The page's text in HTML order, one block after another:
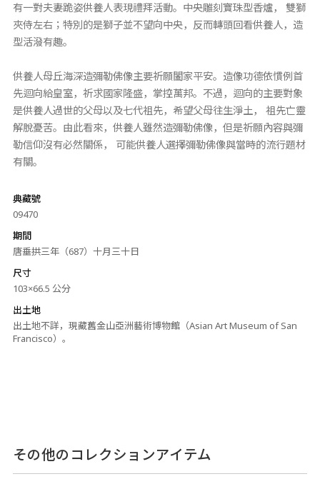
有一對夫妻跪姿供養人表現禮拜活動。中央雕刻寶珠型香爐， 雙獅
夾侍左右；特別的是獅子並不望向中央，反而轉頭回看供養人，造
型活潑有趣。
供養人母丘海深造彌勒佛像主要祈願闔家平安。造像功德依慣例首
先迴向給皇室，祈求國家隆盛，掌控萬邦。不過，迴向的主要對象
是供養人過世的父母以及七代祖先，希望父母往生淨土， 祖先亡靈
解脫憂苦。由此看來，供養人雖然造彌勒佛像，但是祈願內容與彌
勒信仰沒有必然關係， 可能供養人選擇彌勒佛像與當時的流行題材
有關。
典藏號
09470
期間
唐垂拱三年（687）十月三十日
尺寸
103×66.5 公分
出土地
出土地不詳，現藏舊金山亞洲藝術博物館（Asian Art Museum of San
Francisco）。
その他のコレクションアイテム